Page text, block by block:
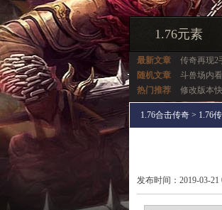
1.76元素
最新文章 传奇再现2
随机文章
斗兽场内看
热门推荐
修改版本快
1.76合击传奇 > 1.76
发布时间：2019-03-21